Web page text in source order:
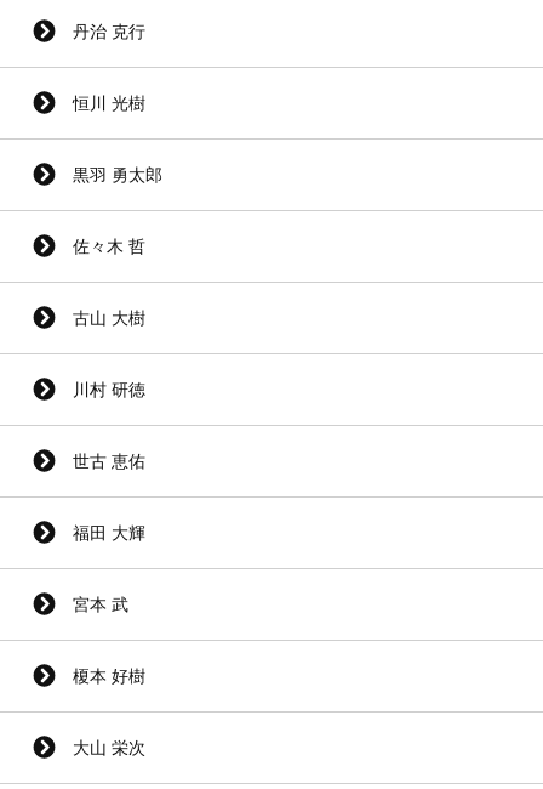
丹治 克行
恒川 光樹
黒羽 勇太郎
佐々木 哲
古山 大樹
川村 研徳
世古 恵佑
福田 大輝
宮本 武
榎本 好樹
大山 栄次